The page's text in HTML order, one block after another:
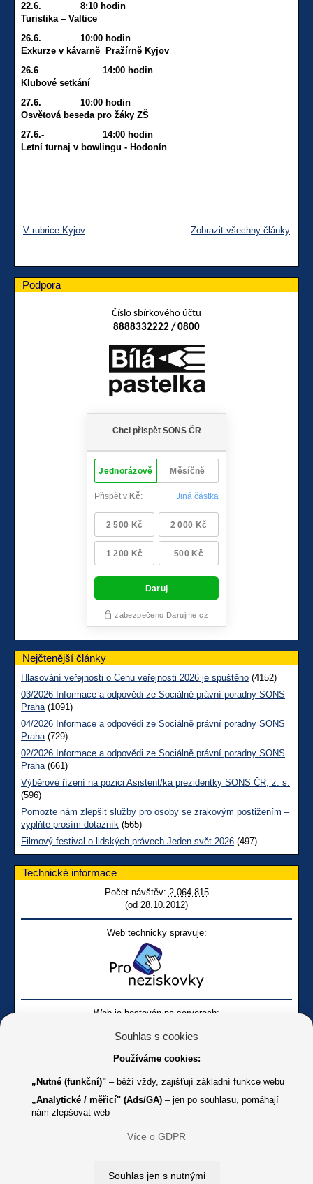
22.6. 8:10 hodin
Turistika – Valtice
26.6. 10:00 hodin
Exkurze v kávarně Pražírně Kyjov
26.6 14:00 hodin
Klubové setkání
27.6. 10:00 hodin
Osvětová beseda pro žáky ZŠ
27.6.- 14:00 hodin
Letní turnaj v bowlingu - Hodonín
V rubrice Kyjov Zobrazit všechny články
Podpora
Číslo sbírkového účtu
8888332222 / 0800
Nejčtenější články
Hlasování veřejnosti o Cenu veřejnosti 2026 je spuštěno (4152)
03/2026 Informace a odpovědi ze Sociálně právní poradny SONS
Praha(1091)
04/2026 Informace a odpovědi ze Sociálně právní poradny SONS
Praha(729)
02/2026 Informace a odpovědi ze Sociálně právní poradny SONS
Praha(661)
Výběrové řízení na pozici Asistent/ka prezidentky SONS ČR, z. s.
(596)
Pomozte nám zlepšit služby pro osoby se zrakovým postižením –
vyplňte prosím dotazník (565)
Filmový festival o lidských právech Jeden svět 2026 (497)
Technické informace
Počet návštěv: 2 064 815
(od 28.10.2012)
Web technicky spravuje:
Web je hostován na serverech:
Online
Youtube SONS
K jakémukoliv užití textů a obrázků uvedených na tomto serveru je
Souhlas s cookies
Používáme cookies:
„Nutné (funkční)" – běží vždy, zajišťují základní funkce webu
„Analytické / měřicí" (Ads/GA) – jen po souhlasu, pomáhají
nám zlepšovat web
Více o GDPR
Souhlas jen s nutnými